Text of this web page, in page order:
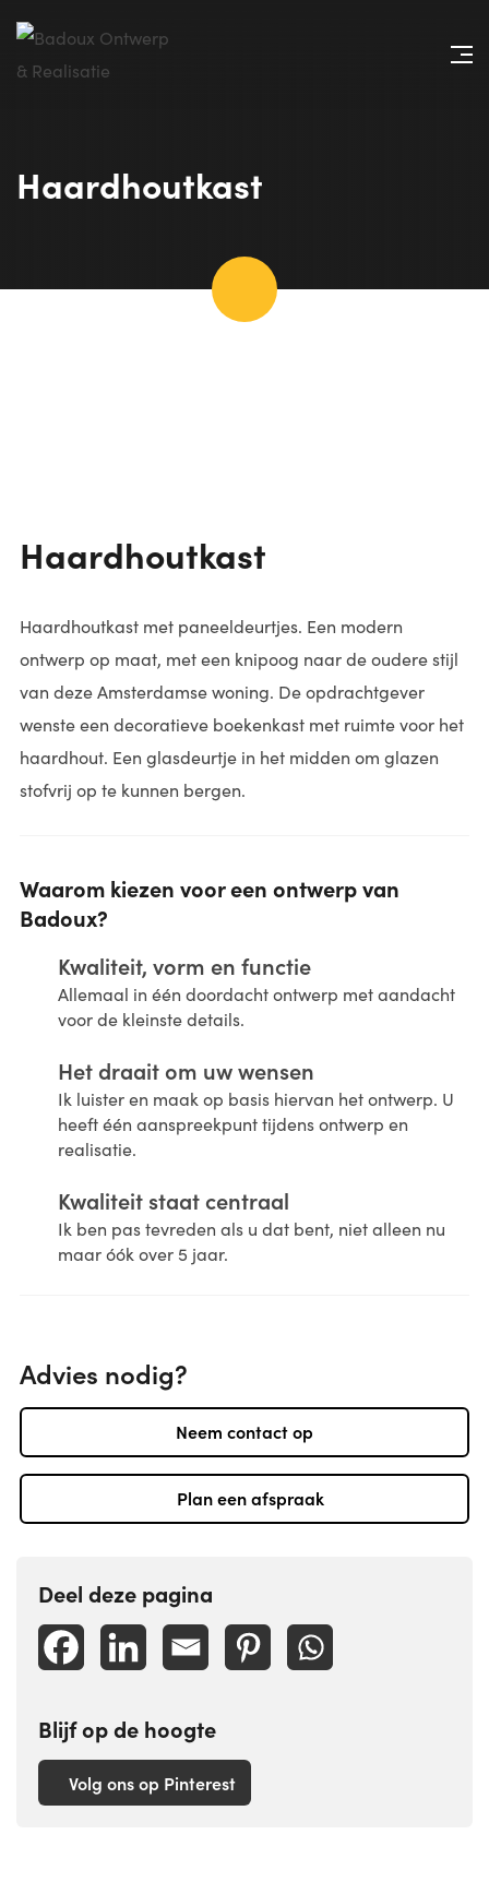
Haardhoutkast
Haardhoutkast
Haardhoutkast met paneeldeurtjes. Een modern
ontwerp op maat, met een knipoog naar de oudere stijl
van deze Amsterdamse woning. De opdrachtgever
wenste een decoratieve boekenkast met ruimte voor het
haardhout. Een glasdeurtje in het midden om glazen
stofvrij op te kunnen bergen.
Waarom kiezen voor een ontwerp van
Badoux?
Kwaliteit, vorm en functie
Allemaal in één doordacht ontwerp met aandacht
voor de kleinste details.
Het draait om uw wensen
Ik luister en maak op basis hiervan het ontwerp. U
heeft één aanspreekpunt tijdens ontwerp en
realisatie.
Kwaliteit staat centraal
Ik ben pas tevreden als u dat bent, niet alleen nu
maar óók over 5 jaar.
Advies nodig?
Neem contact op
Plan een afspraak
Deel deze pagina
Blijf op de hoogte
Volg ons op Pinterest